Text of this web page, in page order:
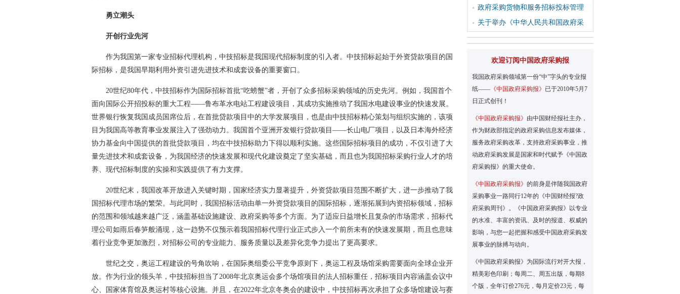
勇立潮头
开创行业先河
作为我国第一家专业招标代理机构，中技招标是我国现代招标制度的引入者。中技招标起始于外资贷款项目的国
际招标，是我国早期利用外资引进先进技术和成套设备的重要窗口。
20世纪80年代，中技招标作为国际招标首批“吃螃蟹”者，开创了众多招标采购领域的历史先河。例如，我国首个
面向国际公开招投标的重大工程——鲁布革水电站工程建设项目，其成功实施推动了我国水电建设事业的快速发展。
世界银行恢复我国成员国席位后，在首批贷款项目中的大学发展项目，也是由中技招标精心策划与组织实施的，该项
目为我国高等教育事业发展注入了强劲动力。我国首个亚洲开发银行贷款项目——长山电厂项目，以及日本海外经济
协力基金向中国提供的首批贷款项目，均在中技招标助力下得以顺利实施。这些国际招标项目的成功，不仅引进了大
量先进技术和成套设备，为我国经济的快速发展和现代化建设奠定了坚实基础，而且也为我国招标采购行业人才的培
养、现代招标制度的实操和实践提供了有力支撑。
20世纪末，我国改革开放进入关键时期，国家经济实力显著提升，外资贷款项目范围不断扩大，进一步推动了我
国招标代理市场的繁荣。与此同时，我国招标活动由单一外资贷款项目的国际招标，逐渐拓展到内资招标领域，招标
的范围和领域越来越广泛，涵盖基础设施建设、政府采购等多个方面。为了适应日益增长且复杂的市场需求，招标代
理公司如雨后春笋般涌现，这一趋势不仅预示着我国招标代理行业正式步入一个前所未有的快速发展期，而且也意味
着行业竞争更加激烈，对招标公司的专业能力、服务质量以及差异化竞争力提出了更高要求。
世纪之交，奥运工程建设的号角吹响，在国际奥组委公平竞争原则下，奥运工程及场馆采购需要面向全球企业开
放。作为行业的领头羊，中技招标担当了2008年北京奥运会多个场馆项目的法人招标重任，招标项目内容涵盖会议中
心、国家体育馆及奥运村等核心设施。并且，在2022年北京冬奥会的建设中，中技招标再次承担了众多场馆建设与赛
政府采购货物和服务招标投标管理
关于举办《中华人民共和国政府采
欢迎订阅中国政府采购报
我国政府采购领域第一份“中”字头的专业报
纸—— 《中国政府采购报》 已于2010年5月7
日正式创刊！
《中国政府采购报》 由中国财经报社主办，
作为财政部指定的政府采购信息发布媒体，
服务政府采购改革，支持政府采购事业，推
动政府采购发展是国家和时代赋予《中国政
府采购报》的重大使命。
《中国政府采购报》 的前身是伴随我国政府
采购事业一路同行12年的《中国财经报?政
府采购周刊》。《中国政府采购报》以专业
的水准、丰富的资讯、及时的报道、权威的
影响，与您一起把握和感受中国政府采购发
展事业的脉搏与动向。
《中国政府采购报》为国际流行对开大报，
精美彩色印刷；每周二、周五出版，每期8
个版，全年订价276元，每月定价23元，每